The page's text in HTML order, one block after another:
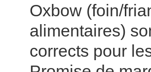
Oxbow (foin/
alimentaires)
corrects pour